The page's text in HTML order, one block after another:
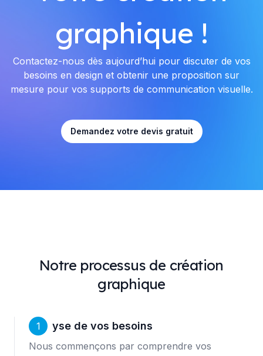
graphique !
Contactez-nous dès aujourd’hui pour discuter de vos
besoins en design et obtenir une proposition sur
mesure pour vos supports de communication visuelle.
Demandez votre devis gratuit
Notre processus de création
graphique
1
Analyse de vos besoins
Nous commençons par comprendre vos